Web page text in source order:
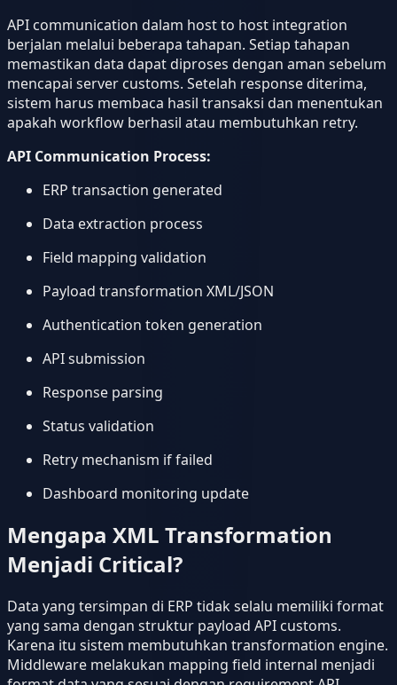
API communication dalam host to host integration
berjalan melalui beberapa tahapan. Setiap tahapan
memastikan data dapat diproses dengan aman sebelum
mencapai server customs. Setelah response diterima,
sistem harus membaca hasil transaksi dan menentukan
apakah workflow berhasil atau membutuhkan retry.
API Communication Process:
ERP transaction generated
Data extraction process
Field mapping validation
Payload transformation XML/JSON
Authentication token generation
API submission
Response parsing
Status validation
Retry mechanism if failed
Dashboard monitoring update
Mengapa XML Transformation
Menjadi Critical?
Data yang tersimpan di ERP tidak selalu memiliki format
yang sama dengan struktur payload API customs.
Karena itu sistem membutuhkan transformation engine.
Middleware melakukan mapping field internal menjadi